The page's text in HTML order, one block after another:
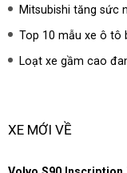
Mitsubishi tăng sức
Top 10 mẫu xe ô tô
Loạt xe gầm cao
XE MỚI VỀ